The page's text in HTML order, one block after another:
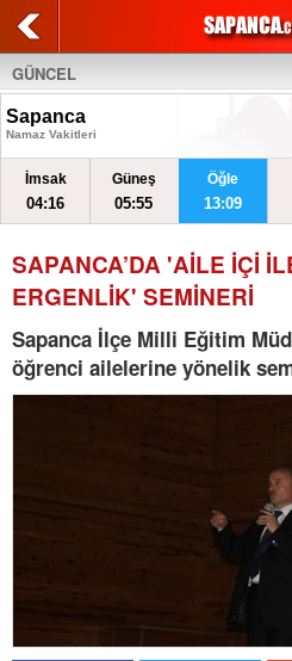
GÜNCEL
Sapanca
Namaz Vakitleri
İmsak
04:16
Güneş
05:55
Öğle
13:09
SAPANCA’DA 'AİLE İÇİ
ERGENLİK' SEMİNERİ
Sapanca İlçe Milli Eğitim
öğrenci ailelerine yönelik